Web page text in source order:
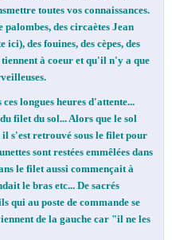
toutes vos connaissances.
des circaètes Jean
des fouines, des cèpes, des
à coeur et qu'il n'y a que
longues heures d'attente...
filet du sol... Alors que le sol
s'est retrouvé sous le filet pour
sont restées emmêlées dans
le filet aussi commençait à
le bras etc... De sacrés
qui au poste de commande se
de la gauche car "il ne les